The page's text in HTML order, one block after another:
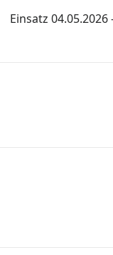
Einsatz